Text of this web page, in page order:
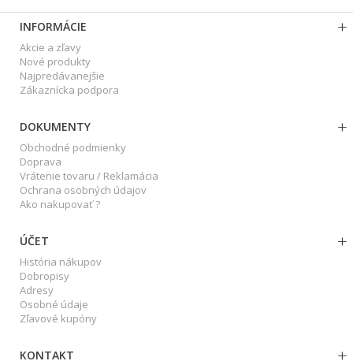
INFORMÁCIE
Akcie a zľavy
Nové produkty
Najpredávanejšie
Zákaznícka podpora
DOKUMENTY
Obchodné podmienky
Doprava
Vrátenie tovaru / Reklamácia
Ochrana osobných údajov
Ako nakupovať ?
ÚČET
História nákupov
Dobropisy
Adresy
Osobné údaje
Zľavové kupóny
KONTAKT